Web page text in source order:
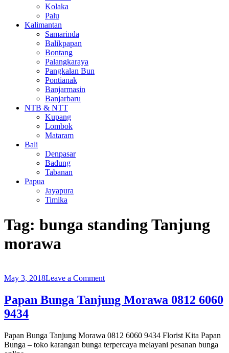
Kolaka
Palu
Kalimantan
Samarinda
Balikpapan
Bontang
Palangkaraya
Pangkalan Bun
Pontianak
Banjarmasin
Banjarbaru
NTB & NTT
Kupang
Lombok
Mataram
Bali
Denpasar
Badung
Tabanan
Papua
Jayapura
Timika
Tag: bunga standing Tanjung
morawa
May 3, 2018Leave a Commenton
Bunga
Tanjung
6060
9434
Papan Bunga Tanjung Morawa 0812 6060
9434
Papan Bunga Tanjung Morawa 0812 6060 9434 Florist Kita Papan
Bunga – toko karangan bunga terpercaya melayani pesanan bunga